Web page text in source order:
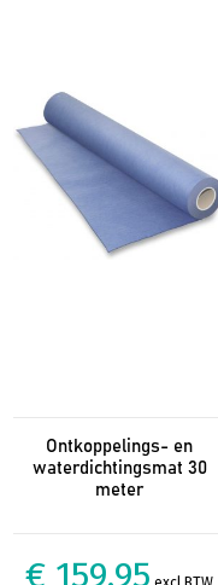
Ontkoppelings- en
waterdichtingsmat 30
meter
€ 159,95